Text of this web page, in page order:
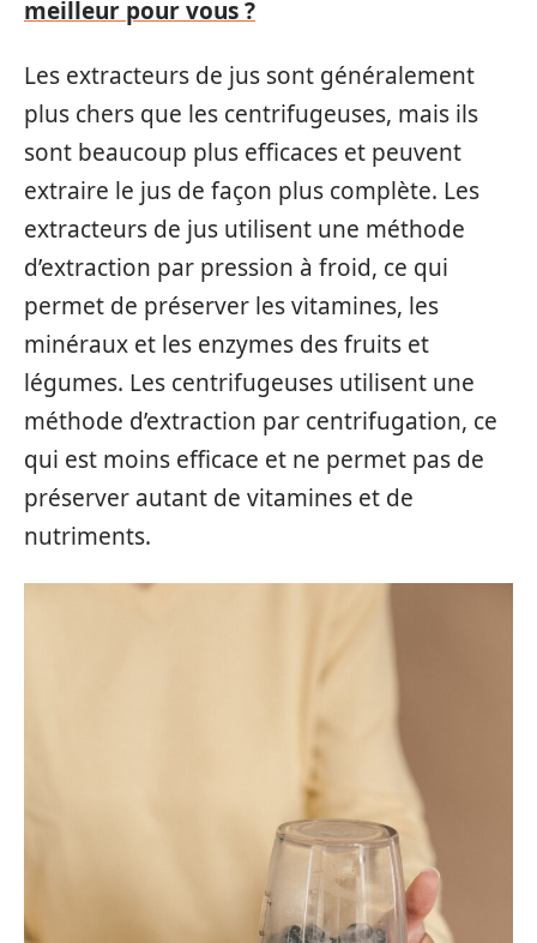
meilleur pour vous ?
Les extracteurs de jus sont généralement
plus chers que les centrifugeuses, mais ils
sont beaucoup plus efficaces et peuvent
extraire le jus de façon plus complète. Les
extracteurs de jus utilisent une méthode
d’extraction par pression à froid, ce qui
permet de préserver les vitamines, les
minéraux et les enzymes des fruits et
légumes. Les centrifugeuses utilisent une
méthode d’extraction par centrifugation, ce
qui est moins efficace et ne permet pas de
préserver autant de vitamines et de
nutriments.